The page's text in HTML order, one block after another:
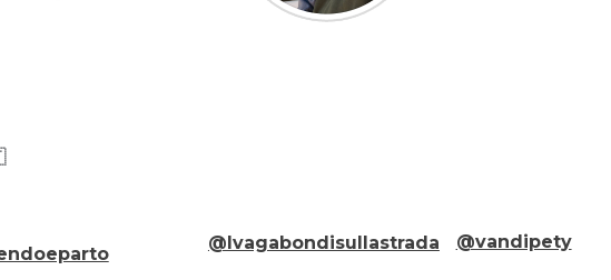
@Ivagabondisullastrada @vandipety